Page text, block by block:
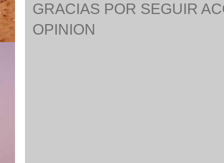
GRACIAS POR SEGUIR
OPINION